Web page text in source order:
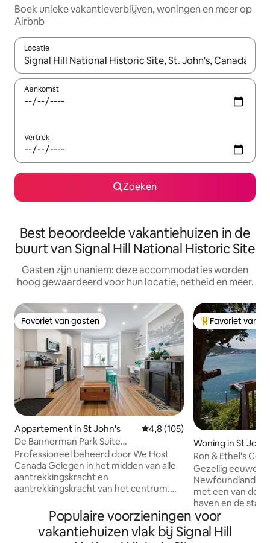
Boek unieke vakantieverblijven, woningen en meer op
Airbnb
Locatie
Wanneer er resultaten beschikbaar zijn, maak je een keuze
Aankomst
Vertrek
Zoeken
Best beoordeelde vakantiehuizen in de
buurt van Signal Hill National Historic Site
Gasten zijn unaniem: deze accommodaties worden
hoog gewaardeerd voor hun locatie, netheid en meer.
Favoriet van gasten
Favoriet van gasten
Appartement in St John's Gemiddelde beoordeling van
4,8 (105)
De Bannerman Park Suite
Privéparkeerplaats en patio
Professioneel beheerd door We Host
Canada Gelegen in het midden van alle
aantrekkingskracht en
aantrekkingskracht van het centrum.
wandeling door Bannerman Park met
Victoriaanse huizen en historische
gebouwen verspreid over het gebied! •
Topfavoriet van
Favoriet van
Woning in St
Ron & Ethel's
Battery-woning
Gezellig
Newfoundland
met een van de
haven en de stad
Gelegen voor de
National Historic
van het centrum,
Populaire voorzieningen voor
vakantiehuizen vlak bij Signal Hill